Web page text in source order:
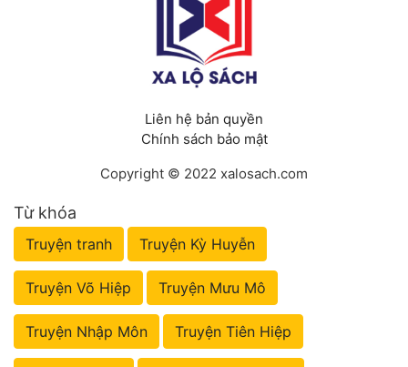
Liên hệ bản quyền
Chính sách bảo mật
Copyright © 2022 xalosach.com
Từ khóa
Truyện tranh Truyện Kỳ Huyễn
Truyện Võ Hiệp Truyện Mưu Mô
Truyện Nhập Môn Truyện Tiên Hiệp